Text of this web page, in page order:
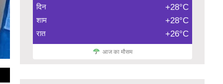
दिन +28°C
शाम +28°C
रात +26°C
आज का मौसम